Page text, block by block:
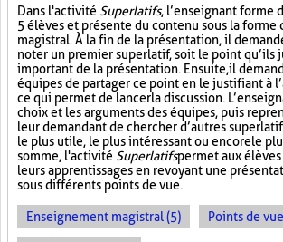
Dans l'activité Superlatifs, l’enseignant forme
5 élèves et présente du contenu sous la forme
magistral. À la fin de la présentation, il
noter un premier superlatif, soit le point qu’ils
important de la présentation. Ensuite, il
équipes de partager ce point en le justifiant à
ce qui permet de lancer la discussion.
choix et les arguments des équipes, puis
leur demandant de chercher d’autres
le plus utile, le plus intéressant ou encore le
somme, l'activité Superlatifspermet aux
leurs apprentissages en revoyant une
sous différents points de vue.
Enseignement magistral (5) Points de